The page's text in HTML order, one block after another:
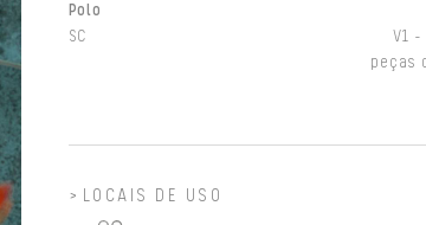
Polo
SC
V1 -
peças
LOCAIS DE USO